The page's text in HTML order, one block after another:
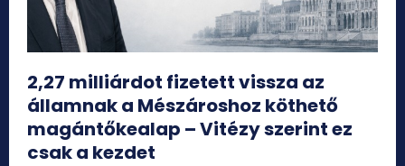
2,27 milliárdot fizetett vissza az
államnak a Mészároshoz köthető
magántőkealap – Vitézy szerint ez
csak a kezdet